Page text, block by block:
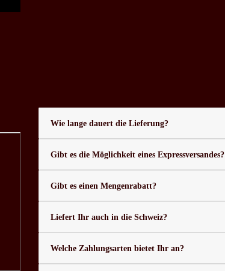
Wie lange dauert die Lieferung?
Gibt es die Möglichkeit eines Expressversandes?
Gibt es einen Mengenrabatt?
Liefert Ihr auch in die Schweiz?
Welche Zahlungsarten bietet Ihr an?